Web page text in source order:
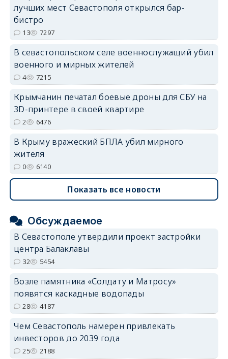
erid: 2SDnjdvhGXG
лучших мест Севастополя открылся бар-
бистро
13 7297
В севастопольском селе военнослужащий убил
военного и мирных жителей
4 7215
Крымчанин печатал боевые дроны для СБУ на
3D-принтере в своей квартире
2 6476
В Крыму вражеский БПЛА убил мирного
жителя
0 6140
Показать все новости
Обсуждаемое
В Севастополе утвердили проект застройки
центра Балаклавы
32 5454
Возле памятника «Солдату и Матросу»
появятся каскадные водопады
28 4187
Чем Севастополь намерен привлекать
инвесторов до 2039 года
25 2188